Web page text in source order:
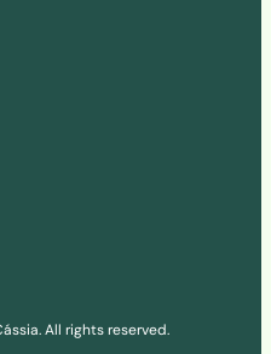
All rights reserved.